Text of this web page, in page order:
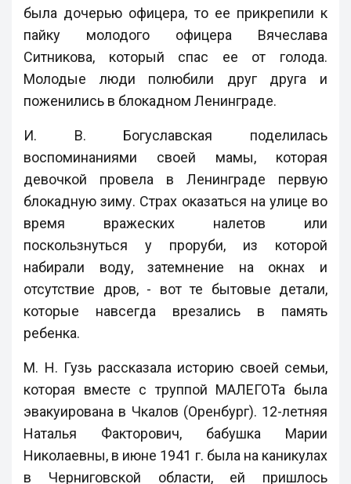
была дочерью офицера, то ее прикрепили к
пайку молодого офицера Вячеслава
Ситникова, который спас ее от голода.
Молодые люди полюбили друг друга и
поженились в блокадном Ленинграде.
И. В. Богуславская поделилась
воспоминаниями своей мамы, которая
девочкой провела в Ленинграде первую
блокадную зиму. Страх оказаться на улице во
время вражеских налетов или
поскользнуться у проруби, из которой
набирали воду, затемнение на окнах и
отсутствие дров, - вот те бытовые детали,
которые навсегда врезались в память
ребенка.
М. Н. Гузь рассказала историю своей семьи,
которая вместе с труппой МАЛЕГОТа была
эвакуирована в Чкалов (Оренбург). 12-летняя
Наталья Факторович, бабушка Марии
Николаевны, в июне 1941 г. была на каникулах
в Черниговской области, ей пришлось